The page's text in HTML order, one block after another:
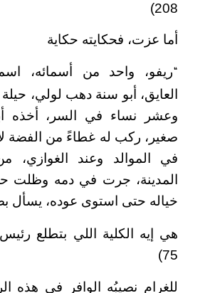
208)
أما عزت، فحكايته حكاية
“ريفو، واحد من أسمائه،
العايق، أبو سنة دهب لولي، حيلة
وعشر نساء في السر، أخذه
صغير، ركب له غطاءً من الفضة
في الموالد وعند الغوازي،
المدينة، جرت في دمه وظلت
خياله حتى استوى عوده، يسأل
هي إيه الكلية اللي بتطلع
75)
للغرامِ نصيبُه الوافر في هذه